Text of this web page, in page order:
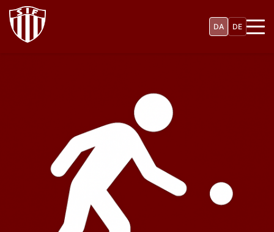
Gå
hovedindhold
DA DE